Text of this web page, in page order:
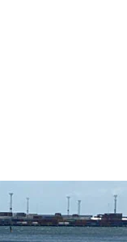
Station